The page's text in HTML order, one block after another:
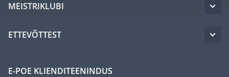
MEISTRIKLUBI
ETTEVÕTTEST
E-POE KLIENDITEENINDUS